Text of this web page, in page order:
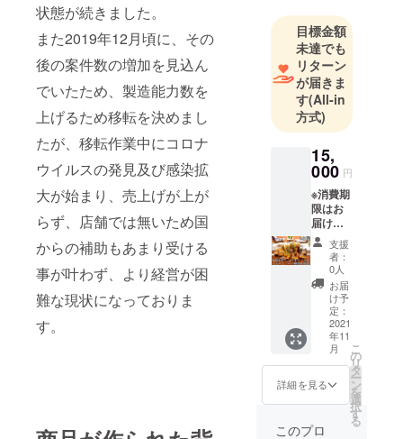
状態が続きました。
また2019年12月頃に、その
後の案件数の増加を見込ん
でいたため、製造能力数を
上げるため移転を決めまし
たが、移転作業中にコロナ
ウイルスの発見及び感染拡
大が始まり、売上げが上が
らず、店舗では無いため国
からの補助もあまり受ける
事が叶わず、より経営が困
難な現状になっておりま
す。
目標金額
未達でも
リターン
が届きま
す(All-in
方式)
15,
000 円
※消費期
限はお
届け日
の当日
中とな
りま
す。 ※
あらか
じめ配
送可能
エリア
のご確
認をお
願い致
しま
す。 確
認後、
支援
者：
0人
お届
け予
定：
2021
年11
月
詳細を見る
こ
の
リ
タ
ー
ン
を
選
択
す
る
このプロ